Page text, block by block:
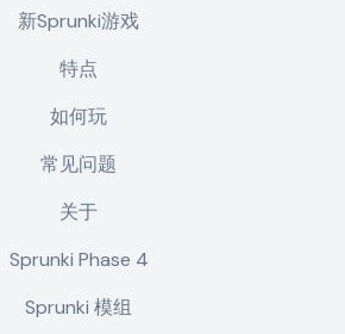
新Sprunki游戏
特点
如何玩
常见问题
关于
Sprunki Phase 4
Sprunki 模组